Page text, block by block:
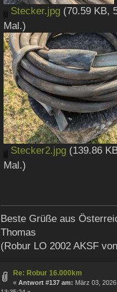
Stecker.jpg (70.59 KB,
Mal.)
Stecker2.jpg (139.86
Mal.)
Beste Grüße aus
Thomas
(Robur LO 2002 AKSF
Re: Robur 16.000km
« Antwort #137 am: März 03,